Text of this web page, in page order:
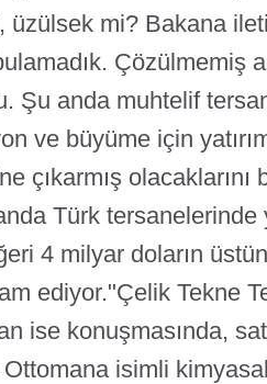
üzülsek mi? Bakana
Çözülmemiş
Şu anda muhtelif
ve büyüme için
çıkarmış
Türk tersanelerinde
4 milyar doların
ediyor."Çelik Tekne
ise konuşmasında,
isimli